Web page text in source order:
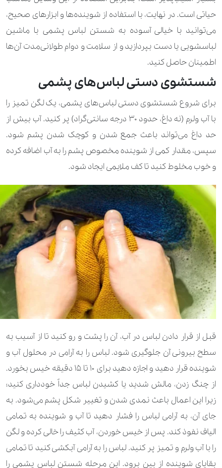
حیاتی است. در نهایت، با استفاده از شوینده‌ها و ابزارهای صحیح،
می‌توانید با خیالی آسوده به شستن لباس پشمی با ماشین
لباسشویی یا دست بپردازید و از سلامت و دوام طولانی‌مدت آن‌ها
اطمینان حاصل کنید.
شستشوی دستی لباس‌های پشمی
برای شروع شستشوی دستی لباس‌های پشمی، یک لگن تمیز را
با آب ولرم (نه داغ، حدود 30 درجه سانتی‌گراد) پر کنید. آب بیش از
حد داغ می‌تواند باعث جمع شدن و کوچک شدن پشم شود.
سپس، مقدار کمی از شوینده مخصوص پشم را به آب اضافه کرده
و خوب مخلوط کنید تا کف ملایمی ایجاد شود.
قبل از قرار دادن لباس در آب، آن را پشت و رو کنید تا از آسیب به
سطح بیرونی آن جلوگیری شود. لباس را به آرامی در محلول آب و
شوینده قرار دهید و اجازه دهید برای ۱۰ تا ۱۵ دقیقه خیس بخورد.
از چنگ زدن، مالش شدید یا کشیدن لباس جداً خودداری کنید؛
زیرا این اعمال باعث نمدی شدن و تغییر شکل پشم می‌شود. به
جای آن، به آرامی لباس را فشار دهید تا آب و شوینده به تمامی
الیاف نفوذ کند. پس از خیس خوردن، آب کثیف را خالی کرده و لگن
را با آب ولرم و تمیز پر کنید. لباس را به آرامی آبکشی کنید تا تمامی
بقایای شوینده از بین برود. این مرحله شستن لباس پشمی را